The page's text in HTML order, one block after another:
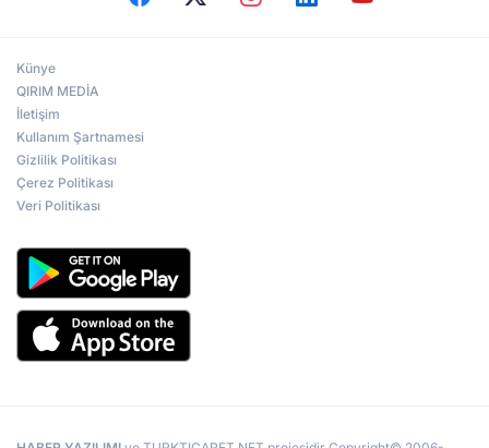
Künye
QIRIM MEDİA
İletişim
Kullanım Şartnamesi
Gizlilik Politikası
Çerez Politikası
Veri Politikası